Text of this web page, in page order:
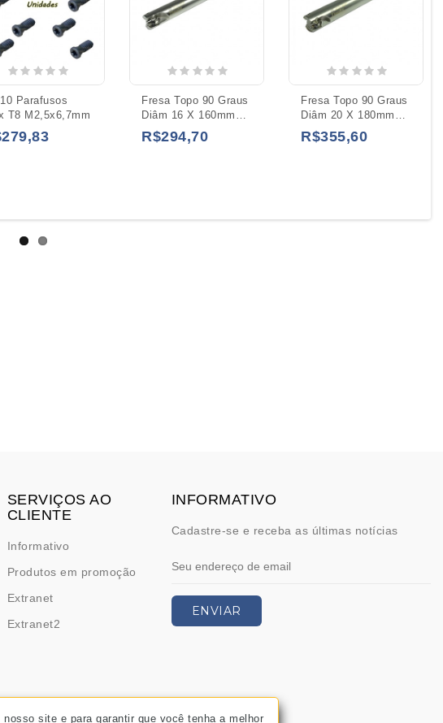
site e para garantir que você tenha a melhor
Parafusos
T8 M2,5x6,7mm
Fresa Topo 90 Graus
Diâm 16 X 160mm
H15 2 Cortes
APKT10 SI
R$294,70
Fresa Topo 90 Graus
Diâm 20 X 180mm
H19 2 Cortes
APKT10 SI
R$355,60
SERVIÇOS AO
CLIENTE
Informativo
Produtos em promoção
Extranet
Extranet2
INFORMATIVO
Cadastre-se e receba as últimas notícias
ENVIAR